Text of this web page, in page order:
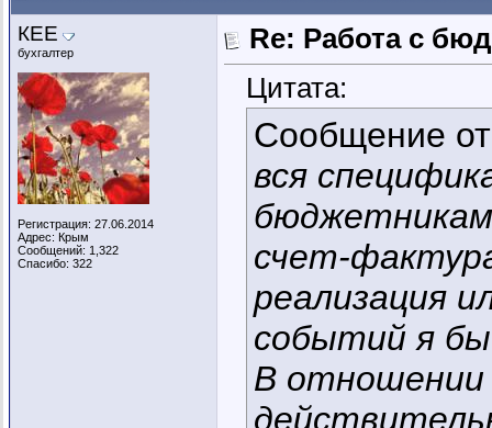
КЕЕ
бухгалтер
Регистрация: 27.06.2014
Адрес: Крым
Сообщений: 1,322
Спасибо: 322
Re: Работа с
Цитата:
Сообщение
вся
счет-
реализация
событий я
В отношении